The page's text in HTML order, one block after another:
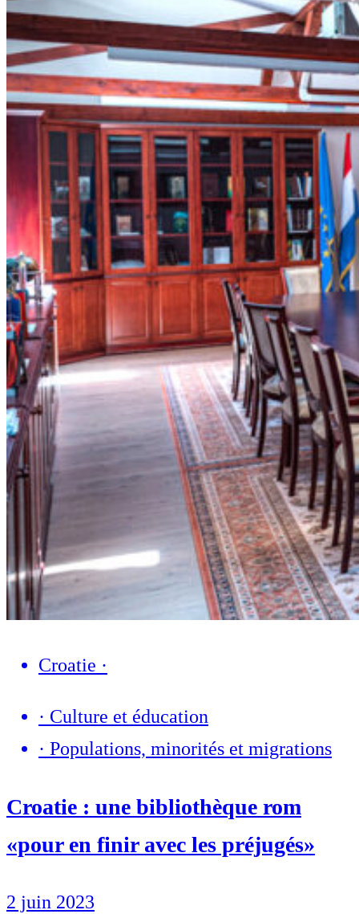
Croatie ·
· Culture et éducation
· Populations, minorités et migrations
Croatie : une bibliothèque rom
«pour en finir avec les préjugés»
2 juin 2023